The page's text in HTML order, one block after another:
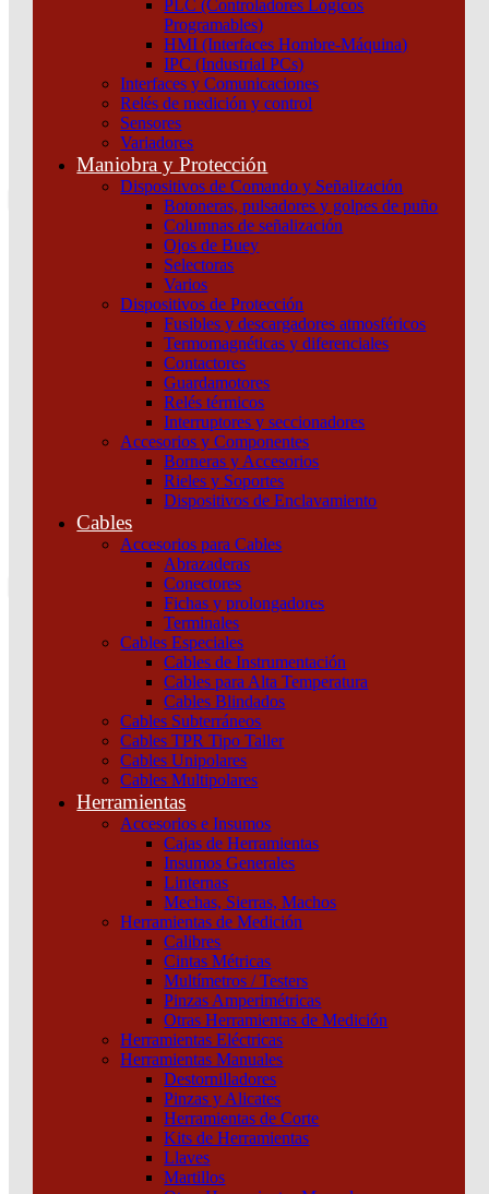
PLC (Controladores Lógicos
Programables)
HMI (Interfaces Hombre-Máquina)
IPC (Industrial PCs)
Interfaces y Comunicaciones
Relés de medición y control
Sensores
Variadores
Maniobra y Protección
Dispositivos de Comando y Señalización
Botoneras, pulsadores y golpes de puño
Columnas de señalización
Ojos de Buey
Selectoras
Varios
Dispositivos de Protección
Fusibles y descargadores atmosféricos
Termomagnéticas y diferenciales
Contactores
Guardamotores
Relés térmicos
Interruptores y seccionadores
Accesorios y Componentes
Borneras y Accesorios
Rieles y Soportes
Dispositivos de Enclavamiento
Cables
Accesorios para Cables
Abrazaderas
Conectores
Fichas y prolongadores
Terminales
Cables Especiales
Cables de Instrumentación
Cables para Alta Temperatura
Cables Blindados
Cables Subterráneos
Cables TPR Tipo Taller
Cables Unipolares
Cables Multipolares
Herramientas
Accesorios e Insumos
Cajas de Herramientas
Insumos Generales
Linternas
Mechas, Sierras, Machos
Herramientas de Medición
Calibres
Cintas Métricas
Multímetros / Testers
Pinzas Amperimétricas
Otras Herramientas de Medición
Herramientas Eléctricas
Herramientas Manuales
Destornilladores
Pinzas y Alicates
Herramientas de Corte
Kits de Herramientas
Llaves
Martillos
Atención por WhatsApp
Tu pedido
¿Que estas buscando hoy?
Atención telefónica
Atención por WhatsApp
Maniobra y Protección/Dispositivos de
Termomagnéticas y diferenciales
TERMOMAGNETICO IC60H 2X16A CURVA D Schneider
INT. TERMOMAGNETICO IC60H 2X16A
CURVA D Schneider
Termomagnéticas y diferencialesSKU:A9F85216
INT. TERMOMAGNETICO IC60H 2X16A CURVA D Schneider